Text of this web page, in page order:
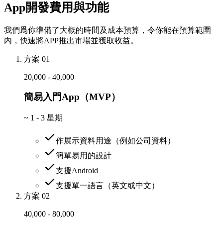
App開發費用與功能
我們爲你準備了大概的時間及成本預算，令你能在預算範圍
內，快速將APP推出市場並獲取收益。
方案 01
20,000 - 40,000
簡易入門App（MVP）
~ 1 - 3 星期
作展示資料用途（例如公司資料）
簡單易用的設計
支援Android
支援單一語言（英文或中文）
方案 02
40,000 - 80,000